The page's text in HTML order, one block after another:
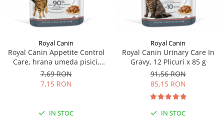
Royal Canin
Royal Canin Appetite Control
Care, hrana umeda pisici,
adult sterilizat, reglarea
apetitului, (in sos), 1 x85g
7,69 RON
7,15 RON
IN STOC
Royal Canin
Royal Canin Urinary Care In
Gravy, 12 Plicuri x 85 g
91,56 RON
85,15 RON
IN STOC